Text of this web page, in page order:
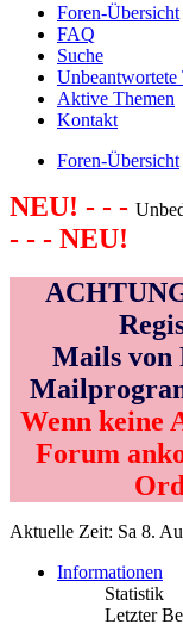
Foren-Übersicht
FAQ
Suche
Unbeantwortete
Aktive Themen
Kontakt
Foren-Übersicht
NEU! - - -
- - - NEU!
Mails von
Wenn keine
Forum
Aktuelle Zeit: Sa 8.
Informationen
Statistik
Letzter